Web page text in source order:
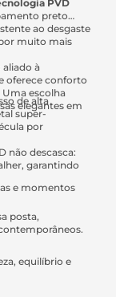
PVD
preto
ao desgaste
muito mais
à
oferece conforto
escolha
elegantes em
de alta
super-
por
não descasca:
garantindo
posta,
e momentos
equilíbrio e